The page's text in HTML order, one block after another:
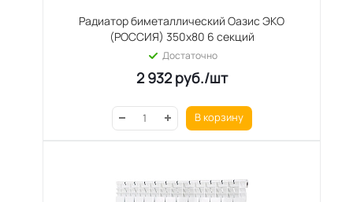
Радиатор биметаллический Оазис ЭКО
(РОССИЯ) 350х80 6 секций
Достаточно
2 932руб./шт
В корзину